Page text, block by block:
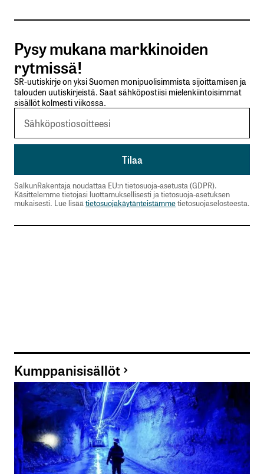
Tilaa SalkunRakentajan uutiskirje
Lähetä kommentti
Pysy mukana markkinoiden
rytmissä!
SR-uutiskirje on yksi Suomen monipuolisimmista sijoittamisen ja
talouden uutiskirjeistä. Saat sähköpostiisi mielenkiintoisimmat
sisällöt kolmesti viikossa.
SalkunRakentaja noudattaa EU:n tietosuoja-asetusta (GDPR).
Käsittelemme tietojasi luottamuksellisesti ja tietosuoja-asetuksen
mukaisesti. Lue lisäätietosuojakäytänteistämmetietosuojaselosteesta.
Kumppanisisällöt